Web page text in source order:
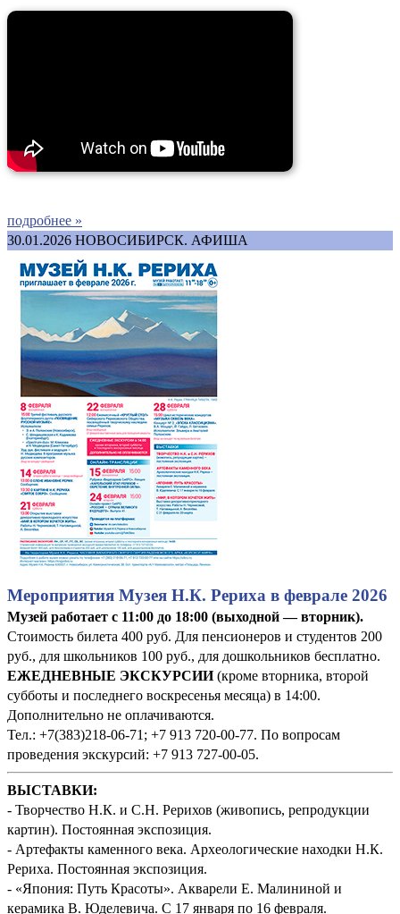
подробнее »
30.01.2026 НОВОСИБИРСК. АФИША
Мероприятия Музея Н.К. Рериха в феврале 2026
Музей работает с 11:00 до 18:00 (выходной — вторник).
Стоимость билета 400 руб. Для пенсионеров и студентов 200
руб., для школьников 100 руб., для дошкольников бесплатно.
ЕЖЕДНЕВНЫЕ ЭКСКУРСИИ(кроме вторника, второй
субботы и последнего воскресенья месяца) в 14:00.
Дополнительно не оплачиваются.
Тел.: +7(383)218-06-71; +7 913 720-00-77. По вопросам
проведения экскурсий: +7 913 727-00-05.
ВЫСТАВКИ:
- Творчество Н.К. и С.Н. Рерихов (живопись, репродукции
картин). Постоянная экспозиция.
- Артефакты каменного века. Археологические находки Н.К.
Рериха. Постоянная экспозиция.
- «Япония: Путь Красоты». Акварели Е. Малининой и
керамика В. Юделевича. С 17 января по 16 февраля.